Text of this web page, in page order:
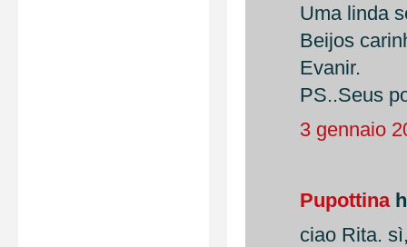
Uma linda
Beijos
Evanir.
PS..Seus
3 gennaio
Pupottina
ciao Rita.